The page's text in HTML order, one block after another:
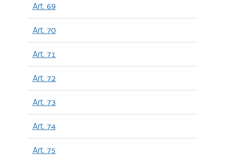
Art. 69
Art. 70
Art. 71
Art. 72
Art. 73
Art. 74
Art. 75